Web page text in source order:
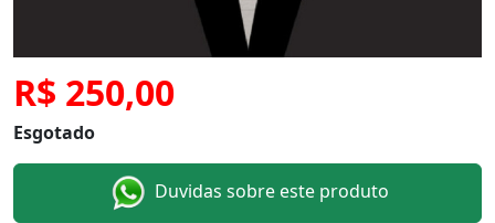
R$ 250,00
Esgotado
Duvidas sobre este produto